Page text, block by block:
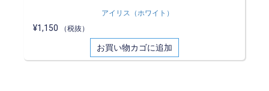
アイリス（ホワイト）
¥1,150 （税抜）
お買い物カゴに追加